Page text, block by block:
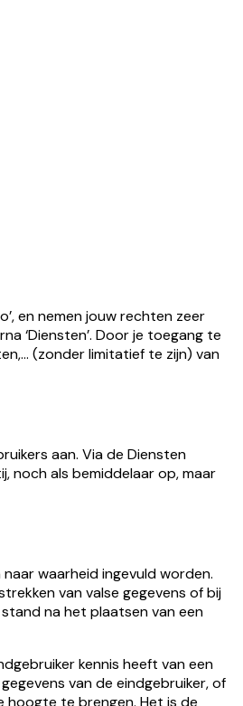
en nemen jouw rechten zeer
‘Diensten’. Door je toegang te
(zonder limitatief te zijn) van
aan. Via de Diensten
noch als bemiddelaar op, maar
waarheid ingevuld worden.
van valse gegevens of bij
na het plaatsen van een
kennis heeft van een
van de eindgebruiker, of
hoogte te brengen. Het is de